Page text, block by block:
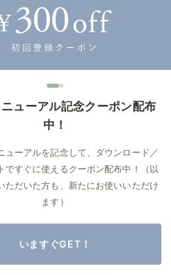
納選び
ューアル記念クーポン配布
中！
ューアルを記念して、ダウンロード／
ですぐに使えるクーポン配布中！（以
ただいた方も、新たにお使いいただけ
ます）
いますぐGET！